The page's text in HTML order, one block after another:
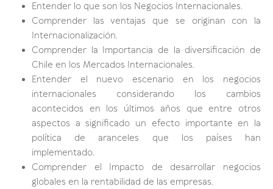
Entender lo que son los Negocios Internacionales.
Comprender las ventajas que se originan con la
Internacionalización.
Comprender la Importancia de la diversificación de
Chile en los Mercados Internacionales.
Entender el nuevo escenario en los negocios
internacionales considerando los cambios
acontecidos en los últimos años que entre otros
aspectos a significado un efecto importante en la
política de aranceles que los países han
implementado.
Comprender el Impacto de desarrollar negocios
globales en la rentabilidad de las empresas.